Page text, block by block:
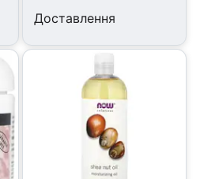
Доставлення